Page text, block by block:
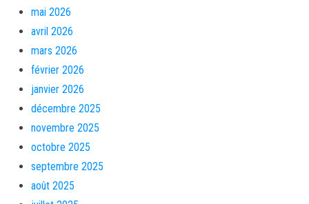
mai 2026
avril 2026
mars 2026
février 2026
janvier 2026
décembre 2025
novembre 2025
octobre 2025
septembre 2025
août 2025